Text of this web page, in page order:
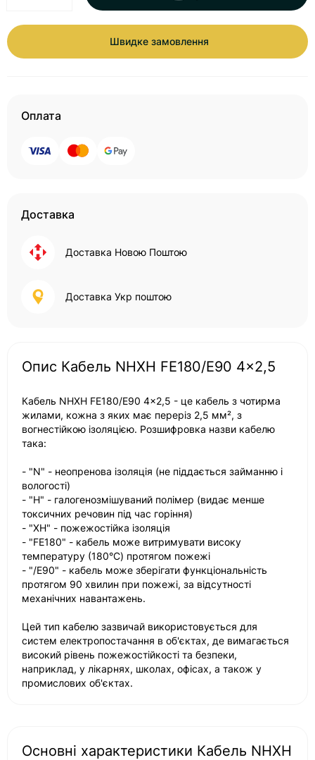
Швидке замовлення
Оплата
Доставка
Доставка Новою Поштою
Доставка Укр поштою
Опис Кабель NHXH FE180/E90 4x2,5
Кабель NHXH FE180/E90 4x2,5 - це кабель з чотирма
жилами, кожна з яких має переріз 2,5 мм², з
вогнестійкою ізоляцією. Розшифровка назви кабелю
така:
- "N" - неопренова ізоляція (не піддається займанню і
вологості)
- "H" - галогенозмішуваний полімер (видає менше
токсичних речовин під час горіння)
- "XH" - пожежостійка ізоляція
- "FE180" - кабель може витримувати високу
температуру (180°C) протягом пожежі
- "/E90" - кабель може зберігати функціональність
протягом 90 хвилин при пожежі, за відсутності
механічних навантажень.
Цей тип кабелю зазвичай використовується для
систем електропостачання в об'єктах, де вимагається
високий рівень пожежостійкості та безпеки,
наприклад, у лікарнях, школах, офісах, а також у
промислових об'єктах.
Основні характеристики Кабель NHXH